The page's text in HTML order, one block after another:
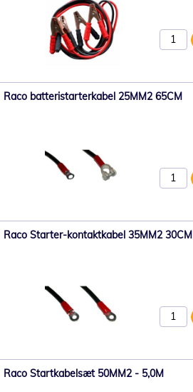
Raco batteristarterkabel 25MM2 65CM
Raco Starter-kontaktkabel 35MM2 30CM
Raco Startkabelsæt 50MM2 - 5,0M